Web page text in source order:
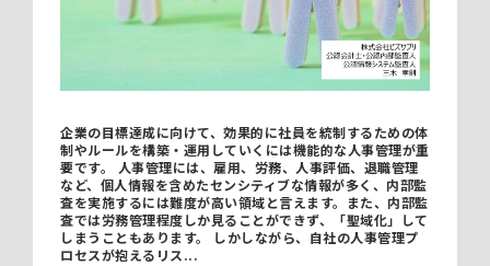
企業の目標達成に向けて、効果的に社員を統制するための体
制やルールを構築・運用していくには機能的な人事管理が重
要です。 人事管理には、雇用、労務、人事評価、退職管理
など、個人情報を含めたセンシティブな情報が多く、内部監
査を実施するには難度が高い領域と言えます。また、内部監
査では労務管理程度しか見ることができず、「聖域化」して
しまうこともあります。 しかしながら、自社の人事管理プ
ロセスが抱えるリス...